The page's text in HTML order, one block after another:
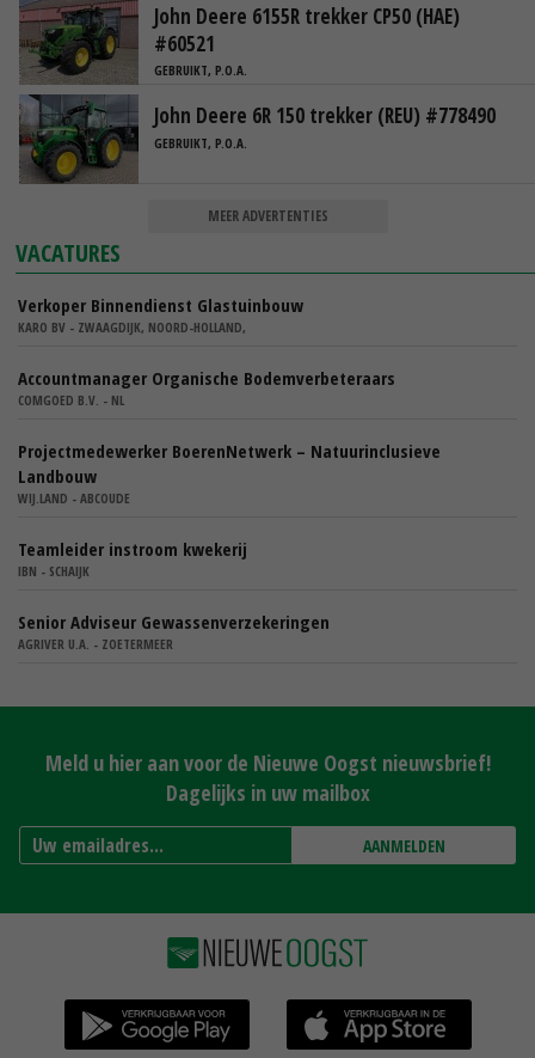
John Deere 6155R trekker CP50 (HAE)
#60521
GEBRUIKT, P.O.A.
John Deere 6R 150 trekker (REU) #778490
GEBRUIKT, P.O.A.
MEER ADVERTENTIES
VACATURES
Verkoper Binnendienst Glastuinbouw
KARO BV - ZWAAGDIJK, NOORD-HOLLAND,
Accountmanager Organische Bodemverbeteraars
COMGOED B.V. - NL
Projectmedewerker BoerenNetwerk – Natuurinclusieve
Landbouw
WIJ.LAND - ABCOUDE
Teamleider instroom kwekerij
IBN - SCHAIJK
Senior Adviseur Gewassenverzekeringen
AGRIVER U.A. - ZOETERMEER
Meld u hier aan voor de Nieuwe Oogst nieuwsbrief!
Dagelijks in uw mailbox
AANMELDEN